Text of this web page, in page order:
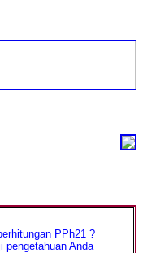
PPh21 ?
pengetahuan Anda